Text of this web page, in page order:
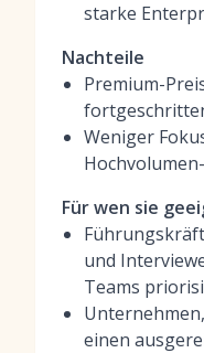
starke
Nachteile
Premium-
Weniger
Für wen sie
und
Teams
einen